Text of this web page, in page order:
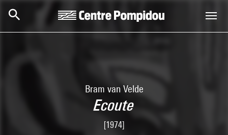
Bram van Velde
Ecoute
[1974]